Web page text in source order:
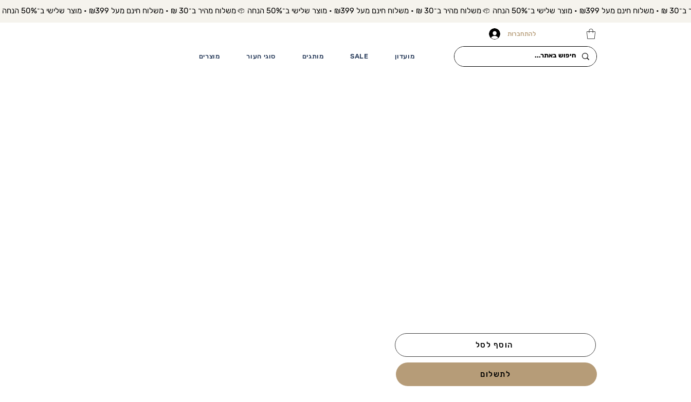
משלוח מהיר ב־30 ₪ • משלוח חינם מעל ₪399 • מוצר שלישי ב־50% הנחה
מוצרים סוגי העור מותגים SALE מועדון
להתחברות
הוסף לסל
לתשלום